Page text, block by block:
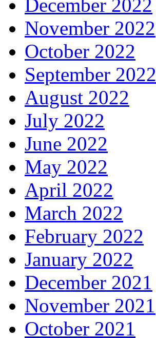
December 2022
November 2022
October 2022
September 2022
August 2022
July 2022
June 2022
May 2022
April 2022
March 2022
February 2022
January 2022
December 2021
November 2021
October 2021